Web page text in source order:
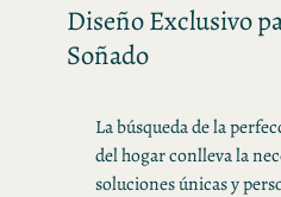
Diseño Exclusivo
Soñado
La búsqueda de la
del hogar conlleva la
soluciones únicas y